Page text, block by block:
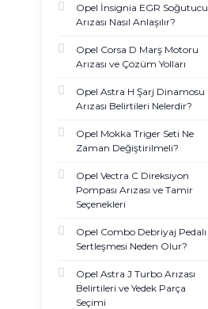
Opel İnsignia EGR Soğutucu
Arızası Nasıl Anlaşılır?
Opel Corsa D Marş Motoru
Arızası ve Çözüm Yolları
Opel Astra H Şarj Dinamosu
Arızası Belirtileri Nelerdir?
Opel Mokka Triger Seti Ne
Zaman Değiştirilmeli?
Opel Vectra C Direksiyon
Pompası Arızası ve Tamir
Seçenekleri
Opel Combo Debriyaj Pedalı
Sertleşmesi Neden Olur?
Opel Astra J Turbo Arızası
Belirtileri ve Yedek Parça
Seçimi